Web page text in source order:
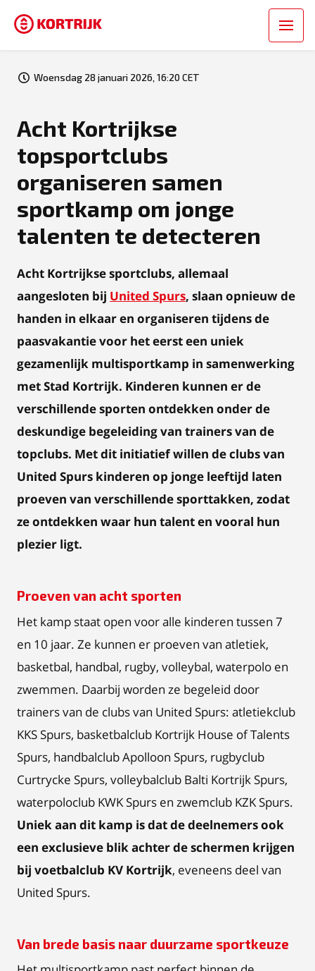
Woensdag 28 januari 2026, 16:20 CET
Acht Kortrijkse
topsportclubs
organiseren samen
sportkamp om jonge
talenten te detecteren
Acht Kortrijkse sportclubs, allemaal
aangesloten bij United Spurs, slaan opnieuw de
handen in elkaar en organiseren tijdens de
paasvakantie voor het eerst een uniek
gezamenlijk multisportkamp in samenwerking
met Stad Kortrijk. Kinderen kunnen er de
verschillende sporten ontdekken onder de
deskundige begeleiding van trainers van de
topclubs. Met dit initiatief willen de clubs van
United Spurs kinderen op jonge leeftijd laten
proeven van verschillende sporttakken, zodat
ze ontdekken waar hun talent en vooral hun
plezier ligt.
Proeven van acht sporten
Het kamp staat open voor alle kinderen tussen 7
en 10 jaar. Ze kunnen er proeven van atletiek,
basketbal, handbal, rugby, volleybal, waterpolo en
zwemmen. Daarbij worden ze begeleid door
trainers van de clubs van United Spurs: atletiekclub
KKS Spurs, basketbalclub Kortrijk House of Talents
Spurs, handbalclub Apolloon Spurs, rugbyclub
Curtrycke Spurs, volleybalclub Balti Kortrijk Spurs,
waterpoloclub KWK Spurs en zwemclub KZK Spurs.
Uniek aan dit kamp is dat de deelnemers ook
een exclusieve blik achter de schermen krijgen
bij voetbalclub KV Kortrijk, eveneens deel van
United Spurs.
Van brede basis naar duurzame sportkeuze